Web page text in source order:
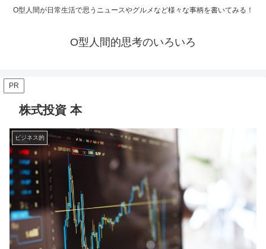
O型人間が日常生活で思うニュースやグルメなど様々な事柄を書いてみる！
O型人間的思考のいろいろ
PR
株式投資 本
ビジネス的